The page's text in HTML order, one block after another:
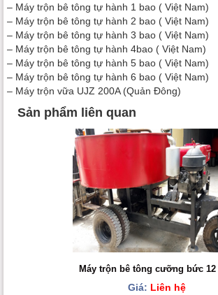
– Máy trộn bê tông tự hành 1 bao ( Việt Nam)
– Máy trộn bê tông tự hành 2 bao ( Việt Nam)
– Máy trộn bê tông tự hành 3 bao ( Việt Nam)
– Máy trộn bê tông tự hành 4bao ( Việt Nam)
– Máy trộn bê tông tự hành 5 bao ( Việt Nam)
– Máy trộn bê tông tự hành 6 bao ( Việt Nam)
– Máy trộn vữa UJZ 200A (Quản Đông)
Sản phẩm liên quan
Máy trộn bê tông cưỡng bức 12
Giá: Liên hệ